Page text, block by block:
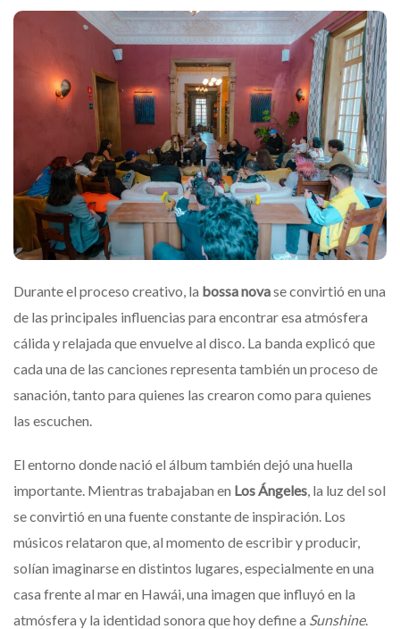
Durante el proceso creativo, la bossa novase convirtió en una
de las principales influencias para encontrar esa atmósfera
cálida y relajada que envuelve al disco. La banda explicó que
cada una de las canciones representa también un proceso de
sanación, tanto para quienes las crearon como para quienes
las escuchen.
El entorno donde nació el álbum también dejó una huella
importante. Mientras trabajaban en Los Ángeles, la luz del sol
se convirtió en una fuente constante de inspiración. Los
músicos relataron que, al momento de escribir y producir,
solían imaginarse en distintos lugares, especialmente en una
casa frente al mar en Hawái, una imagen que influyó en la
atmósfera y la identidad sonora que hoy define a Sunshine.